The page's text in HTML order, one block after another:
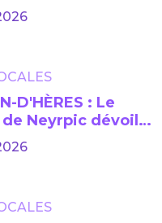
D'HÈRES : Le
Neyrpic dévoile